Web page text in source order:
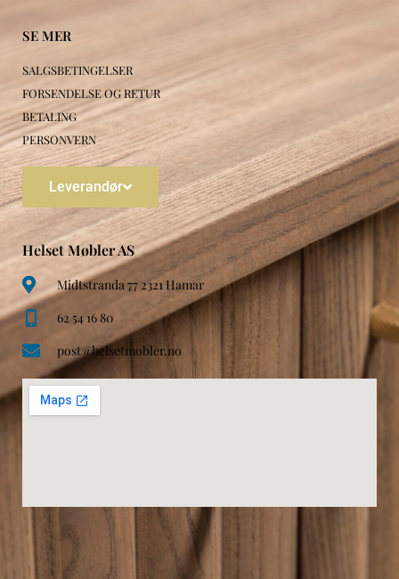
SE MER
SALGSBETINGELSER
FORSENDELSE OG RETUR
BETALING
PERSONVERN
Leverandør
Helset Møbler AS
Midtstranda 77 2321 Hamar
62 54 16 80
post@helsetmobler.no